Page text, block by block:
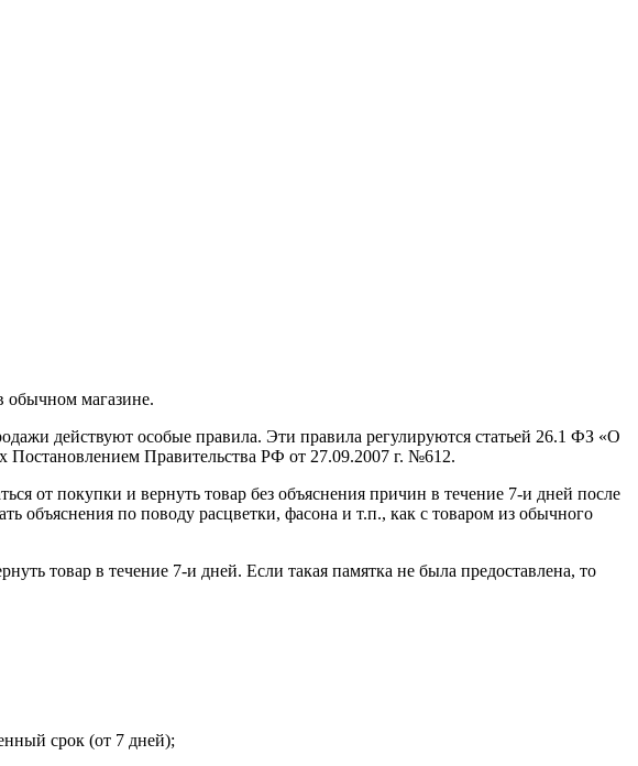
обычном магазине.
действуют особые правила. Эти правила регулируются статьей 26.1 ФЗ «О
Правительства РФ от 27.09.2007 г. №612.
от покупки и вернуть товар без объяснения причин в течение 7-и дней после
объяснения по поводу расцветки, фасона и т.п., как с товаром из обычного
товар в течение 7-и дней. Если такая памятка не была предоставлена, то
срок (от 7 дней);